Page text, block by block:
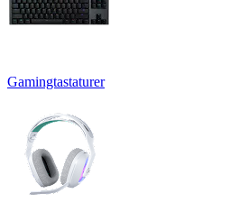
Gamingtastaturer